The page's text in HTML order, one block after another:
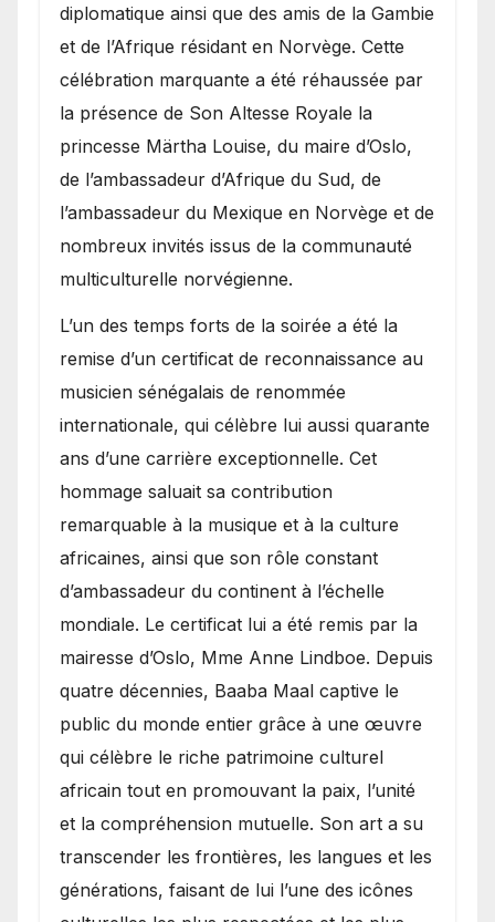
diplomatique ainsi que des amis de la Gambie
et de l’Afrique résidant en Norvège. Cette
célébration marquante a été réhaussée par
la présence de Son Altesse Royale la
princesse Märtha Louise, du maire d’Oslo,
de l’ambassadeur d’Afrique du Sud, de
l’ambassadeur du Mexique en Norvège et de
nombreux invités issus de la communauté
multiculturelle norvégienne.
​L’un des temps forts de la soirée a été la
remise d’un certificat de reconnaissance au
musicien sénégalais de renommée
internationale, qui célèbre lui aussi quarante
ans d’une carrière exceptionnelle. Cet
hommage saluait sa contribution
remarquable à la musique et à la culture
africaines, ainsi que son rôle constant
d’ambassadeur du continent à l’échelle
mondiale. Le certificat lui a été remis par la
mairesse d’Oslo, Mme Anne Lindboe. Depuis
quatre décennies, Baaba Maal captive le
public du monde entier grâce à une œuvre
qui célèbre le riche patrimoine culturel
africain tout en promouvant la paix, l’unité
et la compréhension mutuelle. Son art a su
transcender les frontières, les langues et les
générations, faisant de lui l’une des icônes